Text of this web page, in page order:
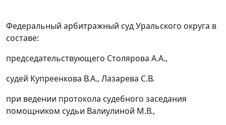
Федеральный арбитражный суд Уральского округа в
составе:
председательствующего Столярова А.А.,
судей Купреенкова В.А., Лазарева С.В.
при ведении протокола судебного заседания
помощником судьи Валиулиной М.В.,